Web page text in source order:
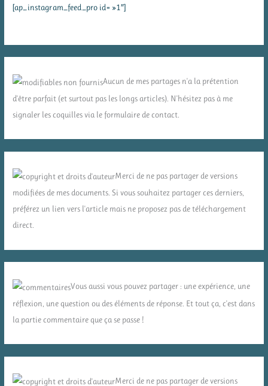
[ap_instagram_feed_pro id= »1″]
Aucun de mes partages n'a la prétention
d'être parfait (et surtout pas les longs articles). N'hésitez pas à me
signaler les coquilles via le formulaire de contact.
Merci de ne pas partager de versions
modifiées de mes documents. Si vous souhaitez partager ces derniers,
préférez un lien vers l'article mais ne proposez pas de téléchargement
direct.
Vous aussi vous pouvez partager : une expérience, une
réflexion, une question ou des éléments de réponse. Et tout ça, c'est dans
la partie commentaire que ça se passe !
Merci de ne pas partager de versions